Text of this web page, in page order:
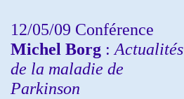
12/05/09 Conférence
Michel Borg : Actualités
de la maladie de
Parkinson